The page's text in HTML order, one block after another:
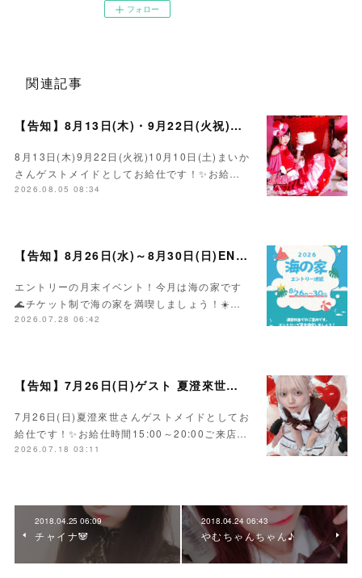
フォロー
関連記事
【告知】8月13日(木)・9月22日(火祝)・10月10日(土)ゲスト まいかさん🍓
8月13日(木)9月22日(火祝)10月10日(土)まいか
さんゲストメイドとしてお給仕です！✨お給…
2026.08.05 08:34
【告知】8月26日(水)～8月30日(日)ENTRY海の家イベント☀️
エントリーの月末イベント！今月は海の家です
🌊チケット制で海の家を満喫しましょう！☀️…
2026.07.28 06:42
【告知】7月26日(日)ゲスト 夏澄來世さん🍰
7月26日(日)夏澄來世さんゲストメイドとしてお
給仕です！✨お給仕時間15:00～20:00ご来店…
2026.07.18 03:11
2018.04.25 06:09
チャイナ🐼
2018.04.24 06:43
やむちゃんちゃん♪